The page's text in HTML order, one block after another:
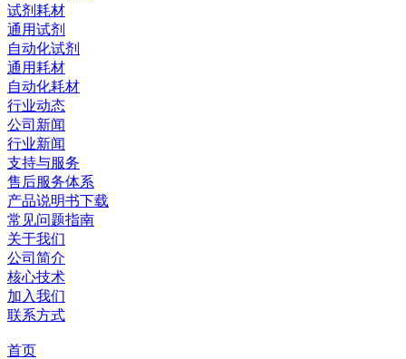
试剂耗材
通用试剂
自动化试剂
通用耗材
自动化耗材
行业动态
公司新闻
行业新闻
支持与服务
售后服务体系
产品说明书下载
常见问题指南
关于我们
公司简介
核心技术
加入我们
联系方式
首页